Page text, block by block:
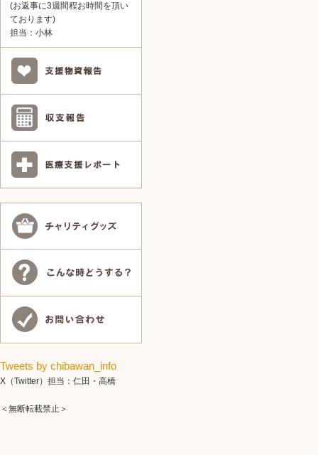
(お返事に3週間程お時間を頂い
ております)
担当：小林
Tweets by chibawan_info
X（Twitter）担当：仁田・高橋
＜無断転載禁止＞